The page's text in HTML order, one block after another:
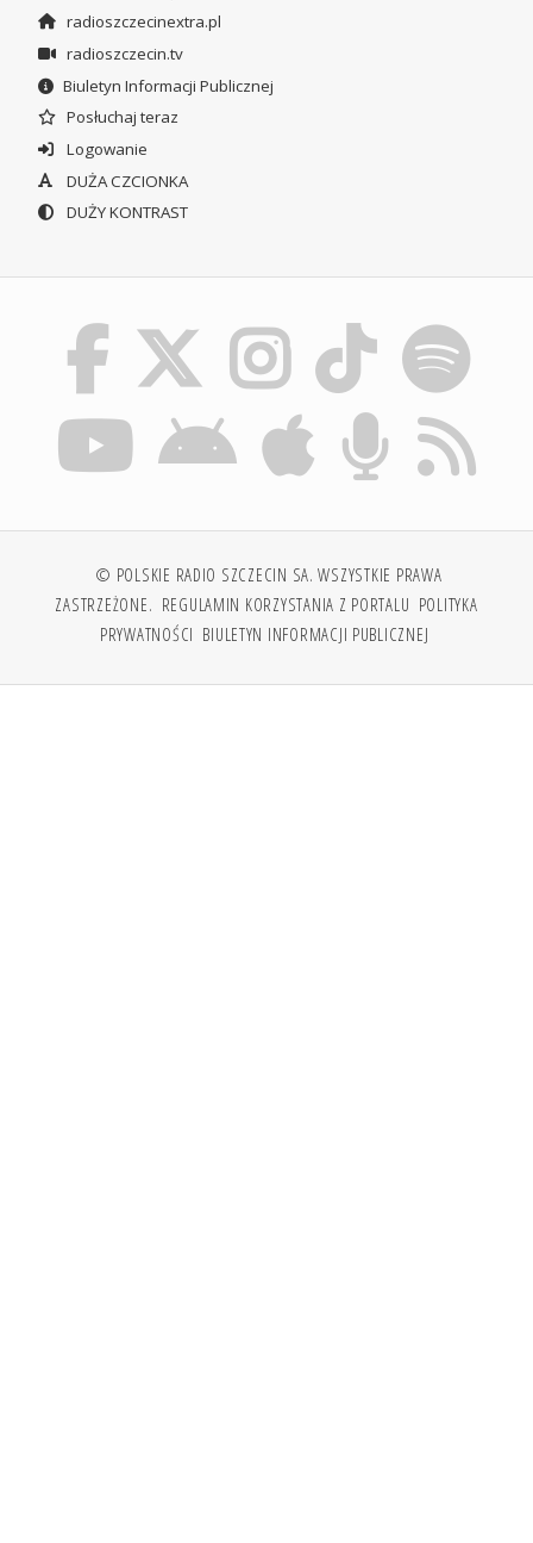
radioszczecinextra.pl
radioszczecin.tv
Biuletyn Informacji Publicznej
Posłuchaj teraz
Logowanie
DUŻA CZCIONKA
DUŻY KONTRAST
© POLSKIE RADIO SZCZECIN SA. WSZYSTKIE PRAWA
ZASTRZEŻONE. REGULAMIN KORZYSTANIA Z PORTALU POLITYKA
PRYWATNOŚCI BIULETYN INFORMACJI PUBLICZNEJ